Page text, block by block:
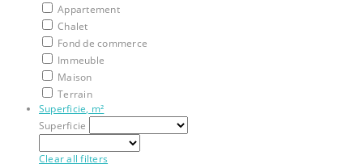
Appartement
Chalet
Fond de commerce
Immeuble
Maison
Terrain
Superficie, m²
Superficie
Clear all filters